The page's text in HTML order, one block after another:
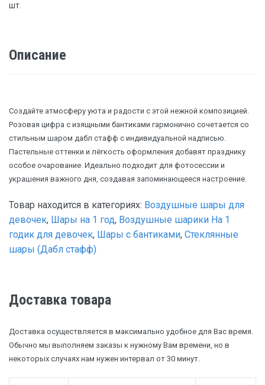
шт.
Описание
Создайте атмосферу уюта и радости с этой нежной композицией.
Розовая цифра с изящными бантиками гармонично сочетается со
стильным шаром дабл стафф с индивидуальной надписью.
Пастельные оттенки и лёгкость оформления добавят празднику
особое очарование. Идеально подходит для фотосессии и
украшения важного дня, создавая запоминающееся настроение.
Товар находится в категориях: Воздушные шары для
девочек, Шары на 1 год, Воздушные шарики На 1
годик для девочек, Шары с бантиками, Стеклянные
шары (Дабл стафф)
Доставка товара
Доставка осуществляется в максимально удобное для Вас время.
Обычно мы выполняем заказы к нужному Вам времени, но в
некоторых случаях нам нужен интервал от 30 минут.